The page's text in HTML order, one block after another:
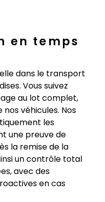
en temps
dans le transport
Vous suivez
au lot complet,
véhicules. Nos
les
une preuve de
la remise de la
un contrôle total
avec des
en cas